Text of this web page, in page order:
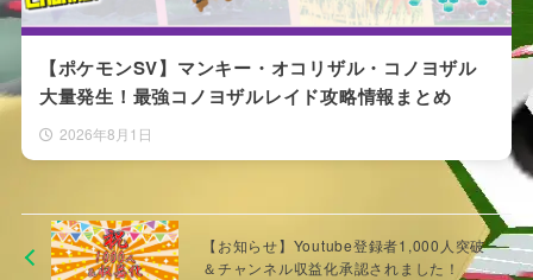
【ポケモンSV】マンキー・オコリザル・コノヨザル
大量発生！最強コノヨザルレイド攻略情報まとめ
2026年8月1日
【お知らせ】Youtube登録者1,000人突破
＆チャンネル収益化承認されました！